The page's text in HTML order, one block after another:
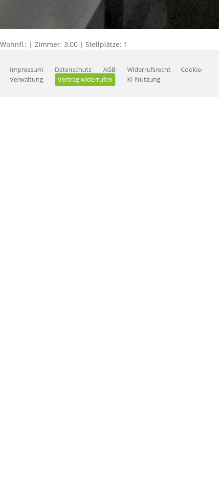
Impressum Datenschutz AGB Widerrufsrecht
Cookie-
Verwaltung
Vertrag widerrufen KI-Nutzung
Wohnfl.: | Zimmer: 3.00 | Stellplätze: 1